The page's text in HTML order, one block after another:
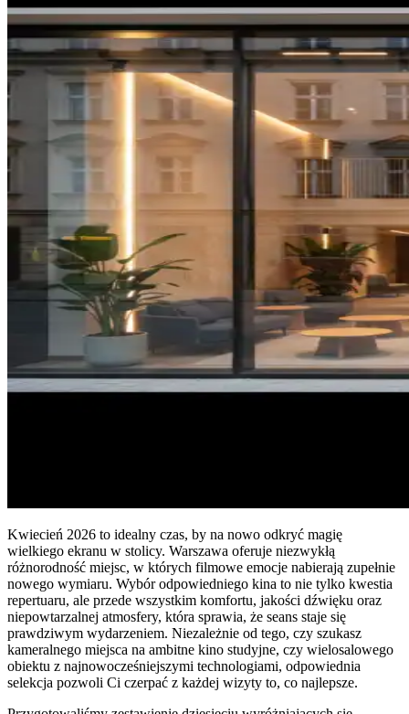
Kwiecień 2026 to idealny czas, by na nowo odkryć magię
wielkiego ekranu w stolicy. Warszawa oferuje niezwykłą
różnorodność miejsc, w których filmowe emocje nabierają zupełnie
nowego wymiaru. Wybór odpowiedniego kina to nie tylko kwestia
repertuaru, ale przede wszystkim komfortu, jakości dźwięku oraz
niepowtarzalnej atmosfery, która sprawia, że seans staje się
prawdziwym wydarzeniem. Niezależnie od tego, czy szukasz
kameralnego miejsca na ambitne kino studyjne, czy wielosalowego
obiektu z najnowocześniejszymi technologiami, odpowiednia
selekcja pozwoli Ci czerpać z każdej wizyty to, co najlepsze.